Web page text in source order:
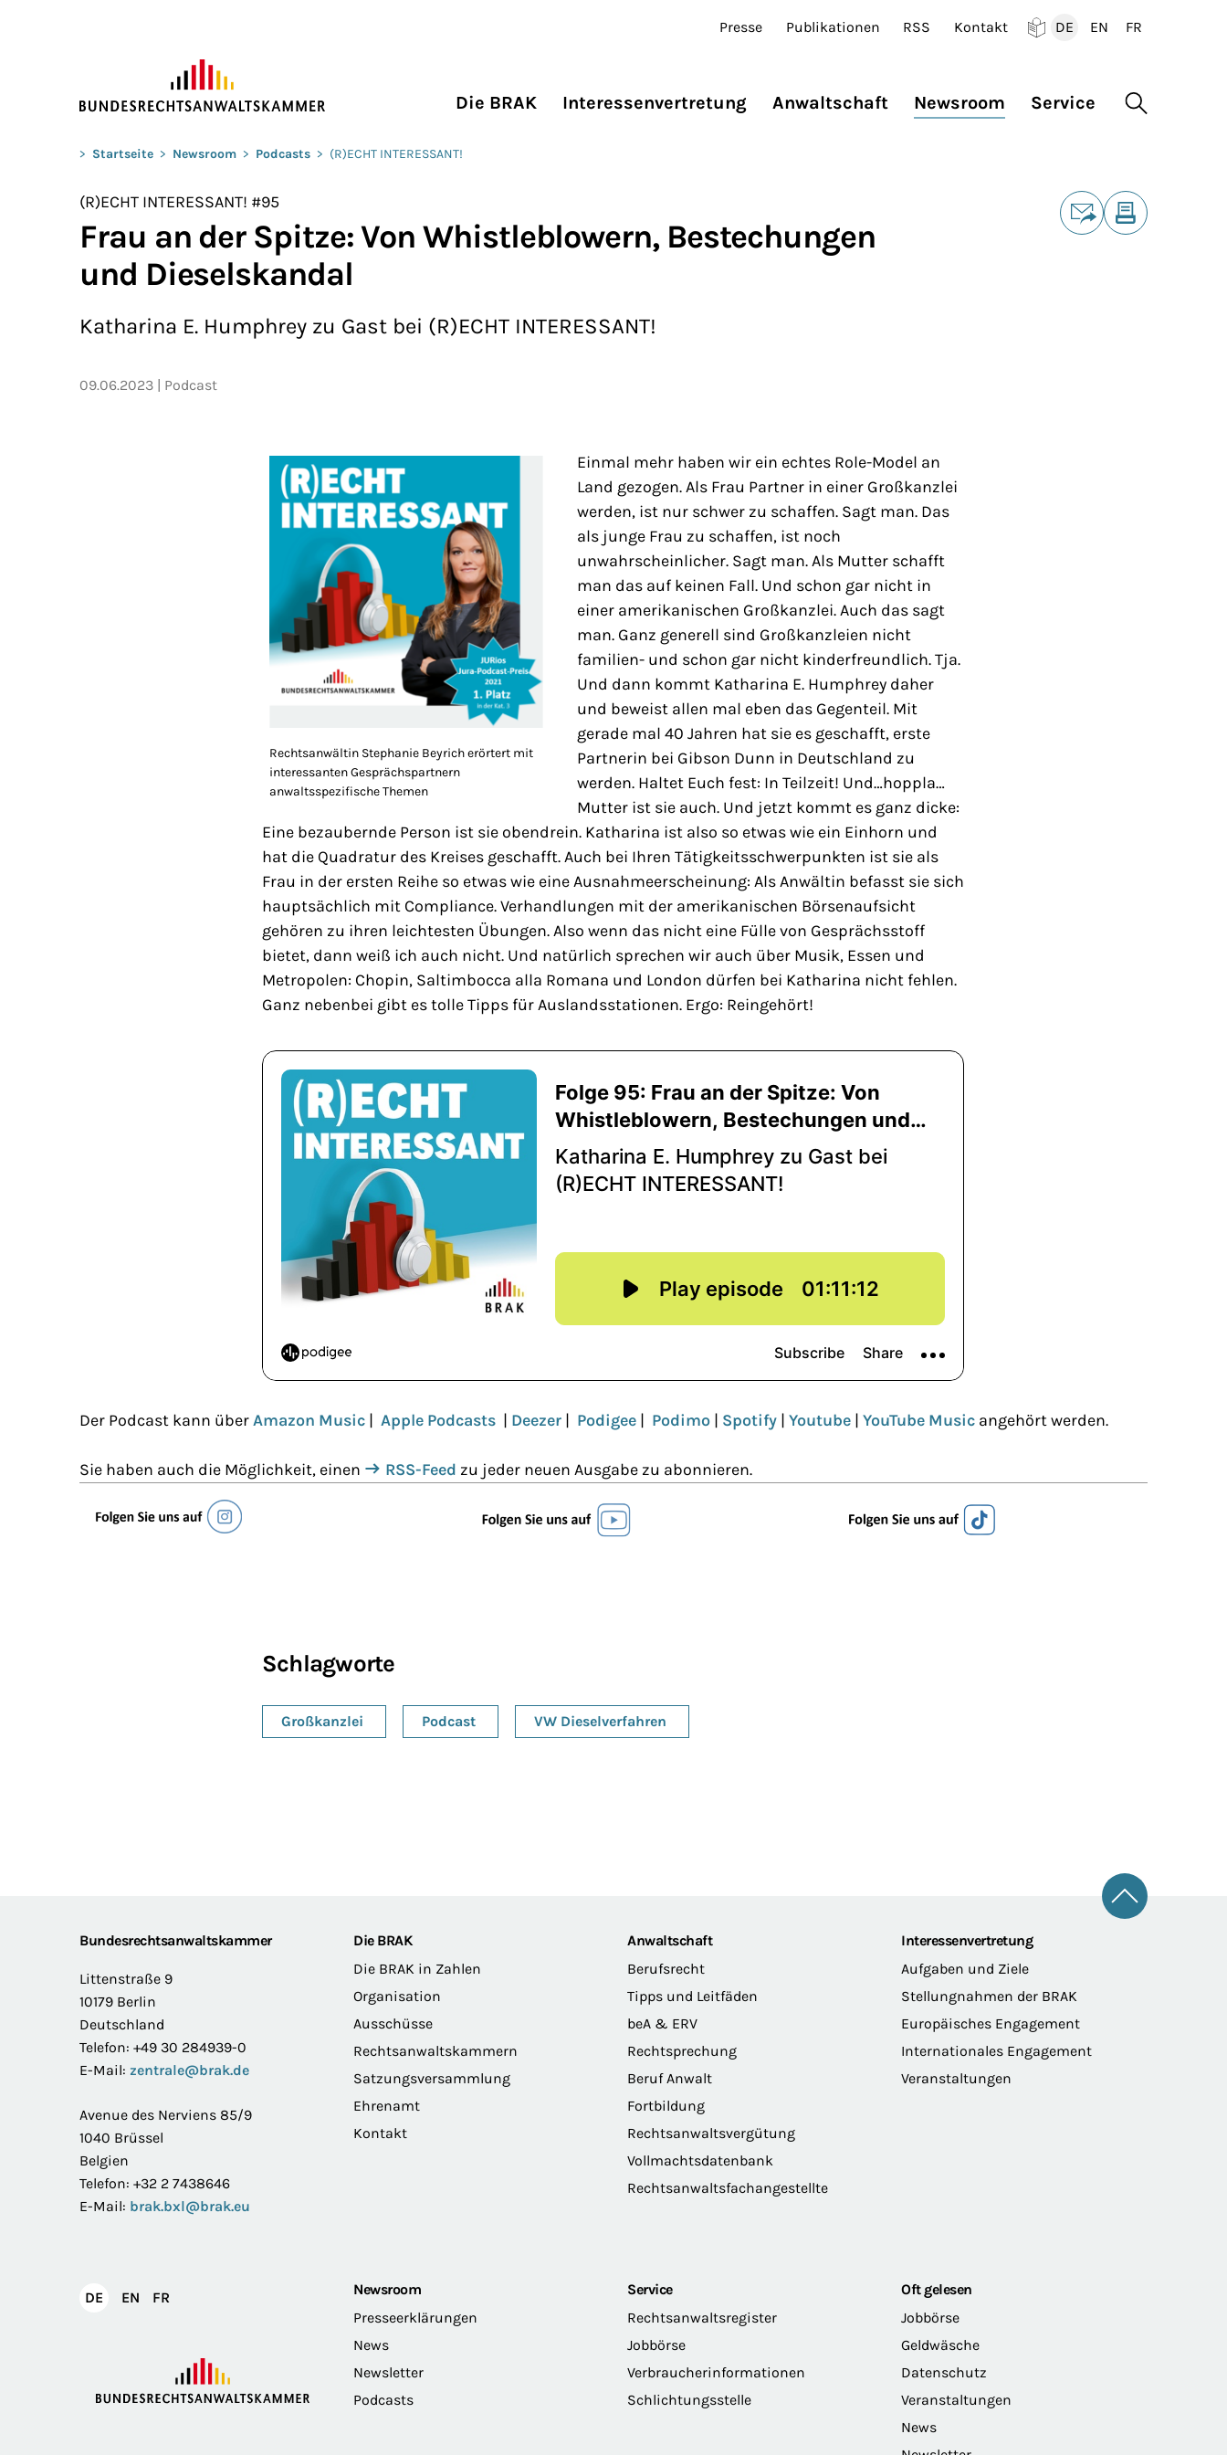
Presse Publikationen RSS Kontakt
DE
EN
FR
Die BRAK Interessenvertretung Anwaltschaft Newsroom Service Suche
Sie befinden sich hier:
> Startseite > Newsroom > Podcasts > (R)ECHT INTERESSANT!
(R)ECHT INTERESSANT! #95
Frau an der Spitze: Von Whistleblowern, Bestechungen
und Dieselskandal
Katharina E. Humphrey zu Gast bei (R)ECHT INTERESSANT!
09.06.2023 Podcast
Rechtsanwältin Stephanie Beyrich erörtert mit
interessanten Gesprächspartnern
anwaltsspezifische Themen
Einmal mehr haben wir ein echtes Role-Model an
Land gezogen. Als Frau Partner in einer Großkanzlei
werden, ist nur schwer zu schaffen. Sagt man. Das
als junge Frau zu schaffen, ist noch
unwahrscheinlicher. Sagt man. Als Mutter schafft
man das auf keinen Fall. Und schon gar nicht in
einer amerikanischen Großkanzlei. Auch das sagt
man. Ganz generell sind Großkanzleien nicht
familien- und schon gar nicht kinderfreundlich. Tja.
Und dann kommt Katharina E. Humphrey daher
und beweist allen mal eben das Gegenteil. Mit
gerade mal 40 Jahren hat sie es geschafft, erste
Partnerin bei Gibson Dunn in Deutschland zu
werden. Haltet Euch fest: In Teilzeit! Und…hoppla…
Mutter ist sie auch. Und jetzt kommt es ganz dicke:
Eine bezaubernde Person ist sie obendrein. Katharina ist also so etwas wie ein Einhorn und
hat die Quadratur des Kreises geschafft. Auch bei Ihren Tätigkeitsschwerpunkten ist sie als
Frau in der ersten Reihe so etwas wie eine Ausnahmeerscheinung: Als Anwältin befasst sie sich
hauptsächlich mit Compliance. Verhandlungen mit der amerikanischen Börsenaufsicht
gehören zu ihren leichtesten Übungen. Also wenn das nicht eine Fülle von Gesprächsstoff
bietet, dann weiß ich auch nicht. Und natürlich sprechen wir auch über Musik, Essen und
Metropolen: Chopin, Saltimbocca alla Romana und London dürfen bei Katharina nicht fehlen.
Ganz nebenbei gibt es tolle Tipps für Auslandsstationen. Ergo: Reingehört!
Der Podcast kann überAmazon Music | Apple Podcasts | Deezer | Podigee | Podimo | Spotify | Youtube | YouTube Music angehört werden.
Sie haben auch die Möglichkeit, einen RSS-Feed zu jeder neuen Ausgabe zu abonnieren.
Schlagworte
Großkanzlei Podcast VW Dieselverfahren
Footer
Zum
Bundesrechtsanwaltskammer
Littenstraße 9
10179 Berlin
Deutschland
Telefon: +49 30 284939-0
E-Mail: zentrale@brak.de
Avenue des Nerviens 85/9
1040 Brüssel
Belgien
Telefon: +32 2 7438646
E-Mail: brak.bxl@brak.eu
Die BRAK
Die BRAK in Zahlen
Organisation
Ausschüsse
Rechtsanwaltskammern
Satzungsversammlung
Ehrenamt
Kontakt
Anwaltschaft
Berufsrecht
Tipps und Leitfäden
beA & ERV
Rechtsprechung
Beruf Anwalt
Fortbildung
Rechtsanwaltsvergütung
Vollmachtsdatenbank
Rechtsanwaltsfachangestellte
Interessenvertretung
Aufgaben und Ziele
Stellungnahmen der BRAK
Europäisches Engagement
Internationales Engagement
Veranstaltungen
DEDeutsch
EN English
FR
Newsroom
Presseerklärungen
News
Newsletter
Podcasts
Service
Rechtsanwaltsregister
Jobbörse
Verbraucherinformationen
Schlichtungsstelle
Oft gelesen
Jobbörse
Geldwäsche
Datenschutz
Veranstaltungen
News